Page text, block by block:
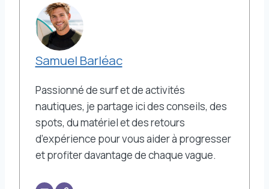
Samuel Barléac
Passionné de surf et de activités
nautiques, je partage ici des conseils, des
spots, du matériel et des retours
d’expérience pour vous aider à progresser
et profiter davantage de chaque vague.